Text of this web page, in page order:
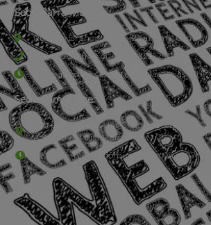
Sede Barra Mansa
Rua Rio Branco, nº107 (2º andar), Centro
(24) 3323-2848 ou (24) 3323-2500
De segunda à sexta-feira , das 9h às 17h.
Sede Campestre:
Estrada Governador Chagas Freitas –
Antônio – Barra Mansa
De terça-feira a domingo, das 9h às 17h